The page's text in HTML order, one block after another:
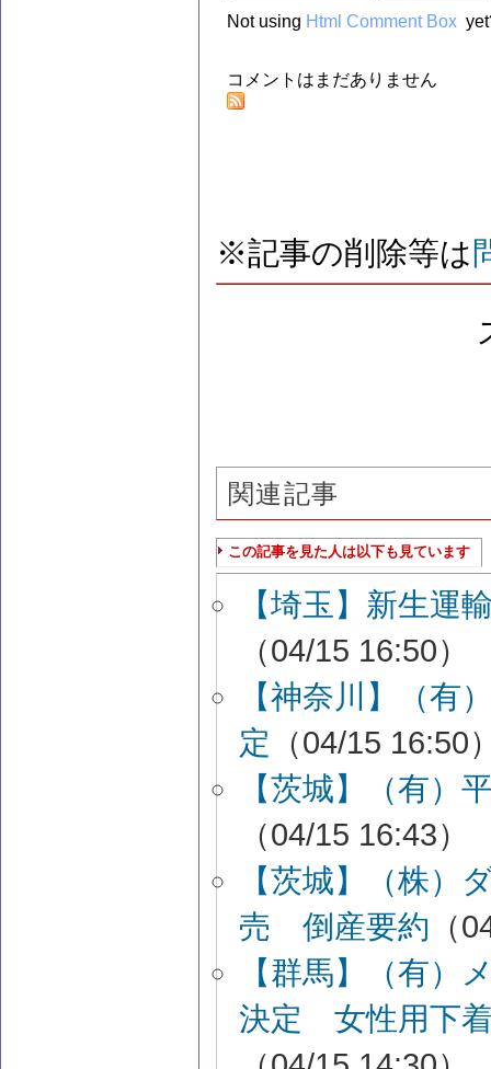
Not using Html Comment Box
コメントはまだありません
※記事の削除等は
関連記事
この記事を見た人は以下も見ています
【埼玉】新生運
（04/15 16:50）
【神奈川】（有
定 （04/15 16:50
【茨城】（有）
（04/15 16:43）
【茨城】（株
売 倒産要約 （
【群馬】（有）
決定 女性用下